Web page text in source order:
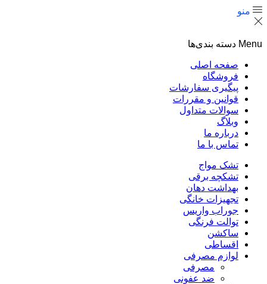
منو
Menu دسته بندی‌ها
صفحه اصلی
فروشگاه
پیگیری سفارشات
قوانین و مقررات
سوالات متداول
وبلاگ
درباره ما
تماس با ما
تشک مواج
تشکچه برقی
بهداشت دهان
تجهیزات خانگی
جوراب واریس
توالت فرنگی
ساکشن
اقساطی
لوازم مصرفی
مصرفی
ضد عفونی